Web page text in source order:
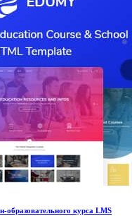
образовательного курса LMS